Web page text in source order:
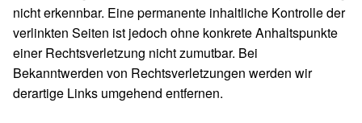
nicht erkennbar. Eine permanente inhaltliche Kontrolle der
verlinkten Seiten ist jedoch ohne konkrete Anhaltspunkte
einer Rechtsverletzung nicht zumutbar. Bei
Bekanntwerden von Rechtsverletzungen werden wir
derartige Links umgehend entfernen.